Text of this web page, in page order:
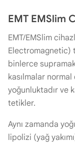
EMT EMSlim
EMT/EMSlim
Electromagnetic)
binlerce
kasılmalar
yoğunluktadır ve
tetikler.
Aynı zamanda
lipolizi (yağ